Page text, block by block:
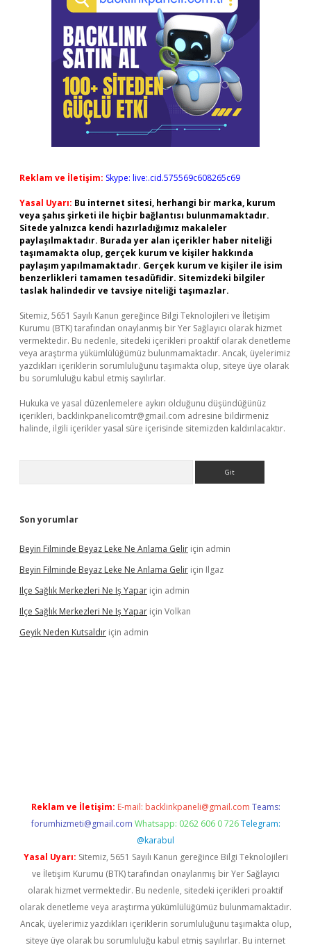
Reklam ve İletişim: Skype: live:.cid.575569c608265c69
Yasal Uyarı: Bu internet sitesi, herhangi bir marka, kurum
veya şahıs şirketi ile hiçbir bağlantısı bulunmamaktadır.
Sitede yalnızca kendi hazırladığımız makaleler
paylaşılmaktadır. Burada yer alan içerikler haber niteliği
taşımamakta olup, gerçek kurum ve kişiler hakkında
paylaşım yapılmamaktadır. Gerçek kurum ve kişiler ile isim
benzerlikleri tamamen tesadüfidir. Sitemizdeki bilgiler
taslak halindedir ve tavsiye niteliği taşımazlar.
Sitemiz, 5651 Sayılı Kanun gereğince Bilgi Teknolojileri ve İletişim
Kurumu (BTK) tarafından onaylanmış bir Yer Sağlayıcı olarak hizmet
vermektedir. Bu nedenle, sitedeki içerikleri proaktif olarak denetleme
veya araştırma yükümlülüğümüz bulunmamaktadır. Ancak, üyelerimiz
yazdıkları içeriklerin sorumluluğunu taşımakta olup, siteye üye olarak
bu sorumluluğu kabul etmiş sayılırlar.
Hukuka ve yasal düzenlemelere aykırı olduğunu düşündüğünüz
içerikleri, backlinkpanelicomtr@gmail.com adresine bildirmeniz
halinde, ilgili içerikler yasal süre içerisinde sitemizden kaldırılacaktır.
Son yorumlar
Beyin Filminde Beyaz Leke Ne Anlama Gelir için admin
Beyin Filminde Beyaz Leke Ne Anlama Gelir için Ilgaz
Ilçe Sağlık Merkezleri Ne Iş Yapar için admin
Ilçe Sağlık Merkezleri Ne Iş Yapar için Volkan
Geyik Neden Kutsaldır için admin
Reklam ve İletişim: E-mail: backlinkpaneli@gmail.com Teams:
forumhizmeti@gmail.com Whatsapp: 0262 606 0 726 Telegram:
@karabul
Yasal Uyarı: Sitemiz, 5651 Sayılı Kanun gereğince Bilgi Teknolojileri
ve İletişim Kurumu (BTK) tarafından onaylanmış bir Yer Sağlayıcı
olarak hizmet vermektedir. Bu nedenle, sitedeki içerikleri proaktif
olarak denetleme veya araştırma yükümlülüğümüz bulunmamaktadır.
Ancak, üyelerimiz yazdıkları içeriklerin sorumluluğunu taşımakta olup,
siteye üye olarak bu sorumluluğu kabul etmiş sayılırlar. Bu internet